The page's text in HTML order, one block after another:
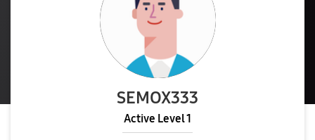
SEMOX333
Active Level 1